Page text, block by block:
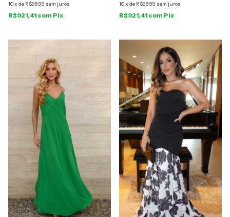
10x de R$96,99 sem juros
R$921,41 com Pix
10x de R$96,99 sem juros
R$921,41 com Pix